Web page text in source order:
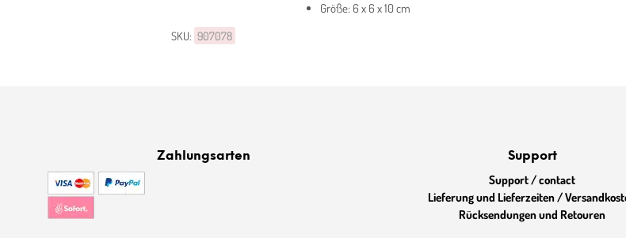
Größe: 6 x 6 x 10 cm
SKU: 907078
Zahlungsarten Support
Support / contact
Lieferung und Lieferzeiten /
Rücksendungen und Retouren